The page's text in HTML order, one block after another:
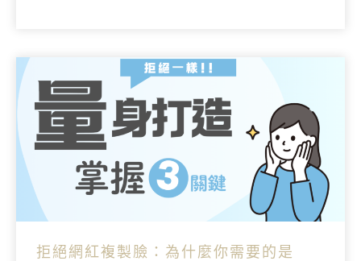
拒絕網紅複製臉：為什麼你需要的是